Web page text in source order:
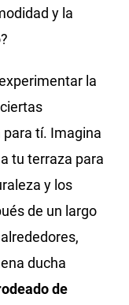
y la
la
tí. Imagina
tu terraza para
y los
de un largo
ducha
de